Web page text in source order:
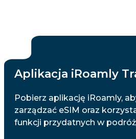
Aplikacja iRoamly
Pobierz aplikację iRoamly,
zarządzać eSIM oraz
funkcji przydatnych w